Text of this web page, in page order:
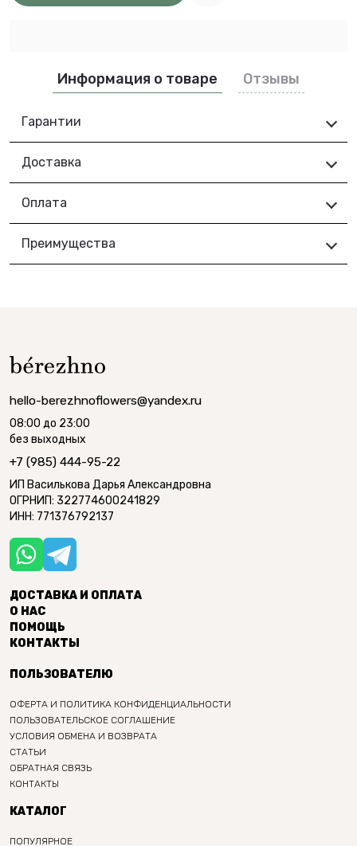
Информация о товаре Отзывы
Гарантии
Доставка
Оплата
Преимущества
hello-berezhnoflowers@yandex.ru
08:00 до 23:00
без выходных
+7 (985) 444-95-22
ИП Василькова Дарья Александровна
ОГРНИП: 322774600241829
ИНН: 771376792137
ДОСТАВКА И ОПЛАТА
О НАС
ПОМОЩЬ
КОНТАКТЫ
ПОЛЬЗОВАТЕЛЮ
ОФЕРТА И ПОЛИТИКА КОНФИДЕНЦИАЛЬНОСТИ
ПОЛЬЗОВАТЕЛЬСКОЕ СОГЛАШЕНИЕ
УСЛОВИЯ ОБМЕНА И ВОЗВРАТА
СТАТЬИ
ОБРАТНАЯ СВЯЗЬ
КОНТАКТЫ
КАТАЛОГ
ПОПУЛЯРНОЕ